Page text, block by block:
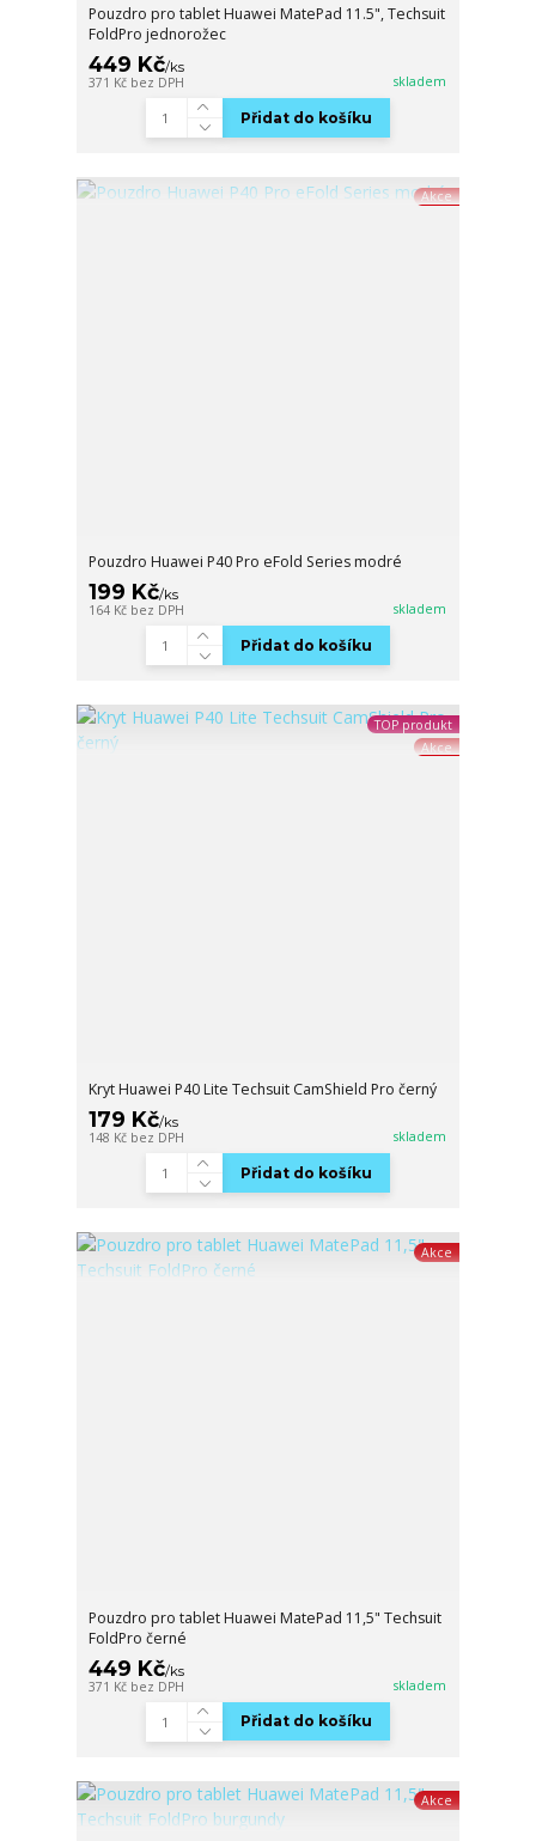
Pouzdro pro tablet Huawei MatePad 11.5", Techsuit
FoldPro jednorožec
449 Kč/ks
371 Kč bez DPH skladem
Přidat do košíku
Akce
Pouzdro Huawei P40 Pro eFold Series modré
199 Kč/ks
164 Kč bez DPH skladem
Přidat do košíku
TOP produkt
Akce
Kryt Huawei P40 Lite Techsuit CamShield Pro černý
179 Kč/ks
148 Kč bez DPH skladem
Přidat do košíku
Akce
Pouzdro pro tablet Huawei MatePad 11,5" Techsuit
FoldPro černé
449 Kč/ks
371 Kč bez DPH skladem
Přidat do košíku
Akce